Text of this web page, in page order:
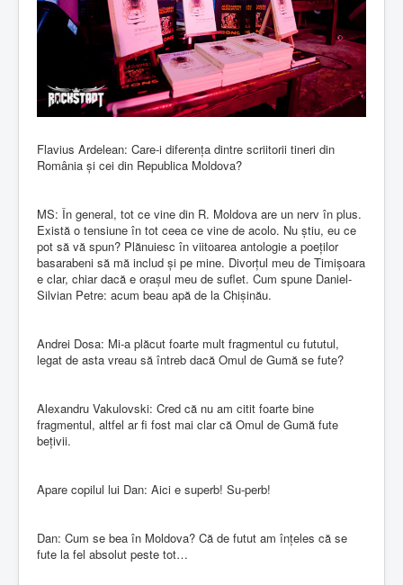
Flavius Ardelean: Care-i diferența dintre scriitorii tineri din
România și cei din Republica Moldova?
MS: În general, tot ce vine din R. Moldova are un nerv în plus.
Există o tensiune în tot ceea ce vine de acolo. Nu știu, eu ce
pot să vă spun? Plănuiesc în viitoarea antologie a poeților
basarabeni să mă includ și pe mine. Divorțul meu de Timișoara
e clar, chiar dacă e orașul meu de suflet. Cum spune Daniel-
Silvian Petre: acum beau apă de la Chișinău.
Andrei Dosa: Mi-a plăcut foarte mult fragmentul cu fututul,
legat de asta vreau să întreb dacă Omul de Gumă se fute?
Alexandru Vakulovski: Cred că nu am citit foarte bine
fragmentul, altfel ar fi fost mai clar că Omul de Gumă fute
bețivii.
Apare copilul lui Dan: Aici e superb! Su-perb!
Dan: Cum se bea în Moldova? Că de futut am înțeles că se
fute la fel absolut peste tot…